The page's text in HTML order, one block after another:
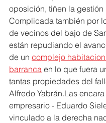
oposición, tiñen la gestión
Complicada también por
de vecinos del bajo de
están repudiando el
de un complejo
barranca en lo que fuera
tantas propiedades del
Alfredo Yabrán.Las encara
empresario - Eduardo
vinculado a la derecha